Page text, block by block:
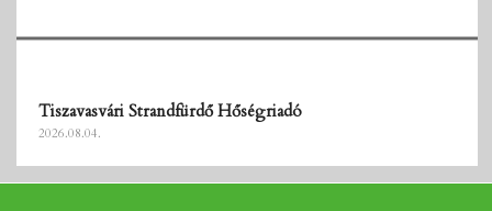
Tiszavasvári Strandfürdő Hőségriadó
2026.08.04.